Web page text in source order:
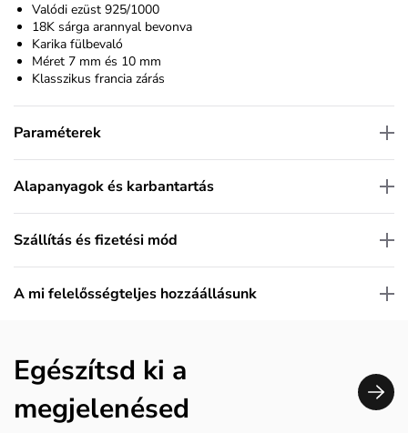
Valódi ezüst 925/1000
18K sárga arannyal bevonva
Karika fülbevaló
Méret 7 mm és 10 mm
Klasszikus francia zárás
Paraméterek
Alapanyagok és karbantartás
Szállítás és fizetési mód
A mi felelősségteljes hozzáállásunk
Egészítsd ki a
megjelenésed